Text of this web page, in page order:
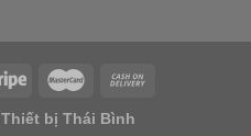
Thiết bị Thái Bình